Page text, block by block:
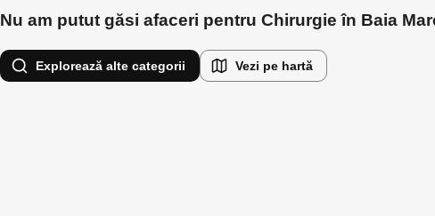
Nu am putut găsi afaceri pentru Chirurgie în Baia
Explorează alte categorii Vezi pe hartă